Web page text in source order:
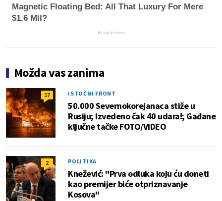
Magnetic Floating Bed: All That Luxury For Mere
$1.6 Mil?
Brainberries
Možda vas zanima
17 ISTOČNI FRONT
50.000 Severnokorejanaca stiže u
Rusiju; Izvedeno čak 40 udara!; Gađane
ključne tačke FOTO/VIDEO
2 POLITIKA
Knežević: "Prva odluka koju ću doneti
kao premijer biće otpriznavanje
Kosova"